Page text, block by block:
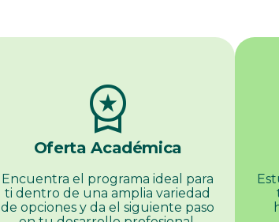
workspace_premium
Oferta Académica
Encuentra el programa ideal para
ti dentro de una amplia variedad
de opciones y da el siguiente paso